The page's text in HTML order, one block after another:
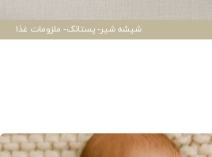
شیشه شیر- پستانک- ملزومات غذا